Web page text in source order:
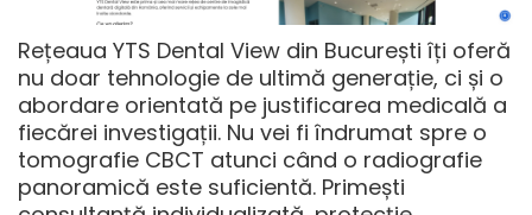
Rețeaua YTS Dental View din București îți oferă
nu doar tehnologie de ultimă generație, ci și o
abordare orientată pe justificarea medicală a
fiecărei investigații. Nu vei fi îndrumat spre o
tomografie CBCT atunci când o radiografie
panoramică este suficientă. Primești